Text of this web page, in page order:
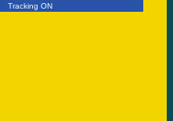
Tracking ON